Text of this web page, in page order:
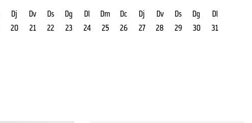
Dj
20
Dv
21
Ds
22
Dg
23
Dl
24
Dm
25
Dc
26
Dj
27
Dv
28
Ds
29
Dg
30
Dl
31